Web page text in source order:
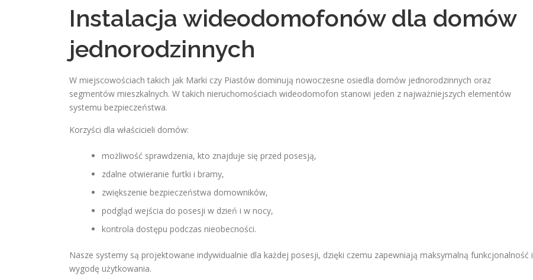
Instalacja wideodomofonów dla domów
jednorodzinnych
W miejscowościach takich jak Marki czy Piastów dominują nowoczesne osiedla domów jednorodzinnych oraz
segmentów mieszkalnych. W takich nieruchomościach wideodomofon stanowi jeden z najważniejszych elementów
systemu bezpieczeństwa.
Korzyści dla właścicieli domów:
możliwość sprawdzenia, kto znajduje się przed posesją,
zdalne otwieranie furtki i bramy,
zwiększenie bezpieczeństwa domowników,
podgląd wejścia do posesji w dzień i w nocy,
kontrola dostępu podczas nieobecności.
Nasze systemy są projektowane indywidualnie dla każdej posesji, dzięki czemu zapewniają maksymalną funkcjonalność i
wygodę użytkowania.